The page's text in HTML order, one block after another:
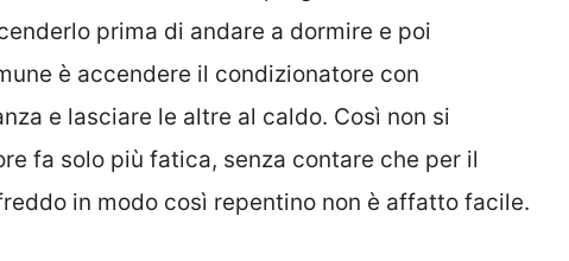
prima di andare a dormire e poi
è accendere il condizionatore con
e lasciare le altre al caldo. Così non si
fa solo più fatica, senza contare che per il
in modo così repentino non è affatto facile.